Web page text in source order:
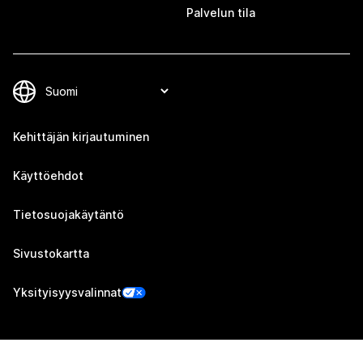
Palvelun tila
Kehittäjän kirjautuminen
Käyttöehdot
Tietosuojakäytäntö
Sivustokartta
Yksityisyysvalinnat